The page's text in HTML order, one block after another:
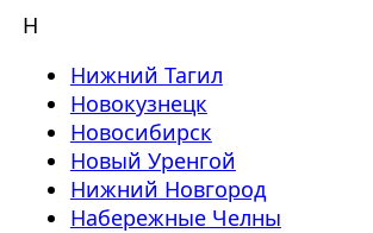
Н
Нижний Тагил
Новокузнецк
Новосибирск
Новый Уренгой
Нижний Новгород
Набережные Челны